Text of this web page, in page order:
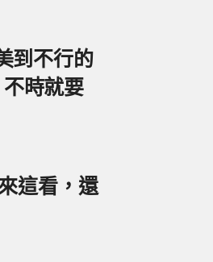
到不行的
時就要
這看，還